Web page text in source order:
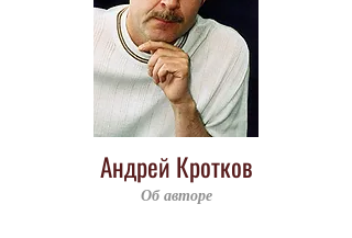
Андрей Кротков
Об авторе